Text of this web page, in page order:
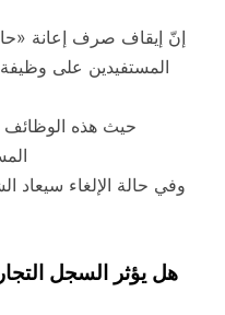
إنّ إيقاف صرف إعانة
المستفيدين على
حيث هذه
وفي حالة الإلغاء سيعاد
هل يؤثر السجل